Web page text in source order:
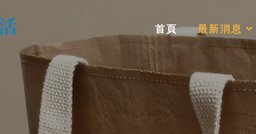
首頁 最新消息